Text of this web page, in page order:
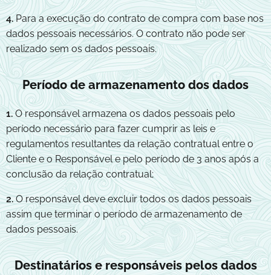
4.Para a execução do contrato de compra com base nos
dados pessoais necessários. O contrato não pode ser
realizado sem os dados pessoais.
Período de armazenamento dos dados
1.O responsável armazena os dados pessoais pelo
período necessário para fazer cumprir as leis e
regulamentos resultantes da relação contratual entre o
Cliente e o Responsável e pelo período de 3 anos após a
conclusão da relação contratual;
2.O responsável deve excluir todos os dados pessoais
assim que terminar o período de armazenamento de
dados pessoais.
Destinatários e responsáveis pelos dados